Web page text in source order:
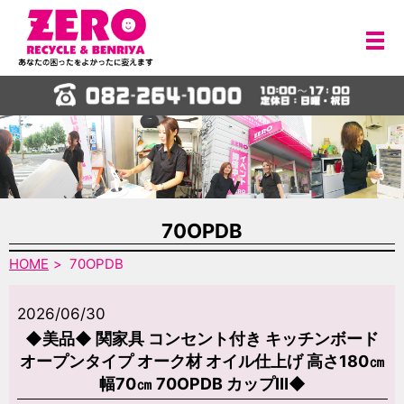
メ
70OPDB
HOME 70OPDB
2026/06/30
◆美品◆ 関家具 コンセント付き キッチンボード
オープンタイプ オーク材 オイル仕上げ 高さ180㎝
幅70㎝ 70OPDB カップⅢ◆